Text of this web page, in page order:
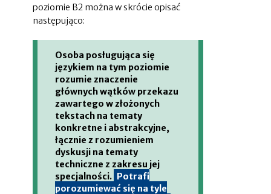
poziomie B2 można w skrócie opisać
następująco:
Osoba posługująca się
językiem na tym poziomie
rozumie znaczenie
głównych wątków przekazu
zawartego w złożonych
tekstach na tematy
konkretne i abstrakcyjne,
łącznie z rozumieniem
dyskusji na tematy
techniczne z zakresu jej
specjalności. Potrafi
porozumiewać się na tyle